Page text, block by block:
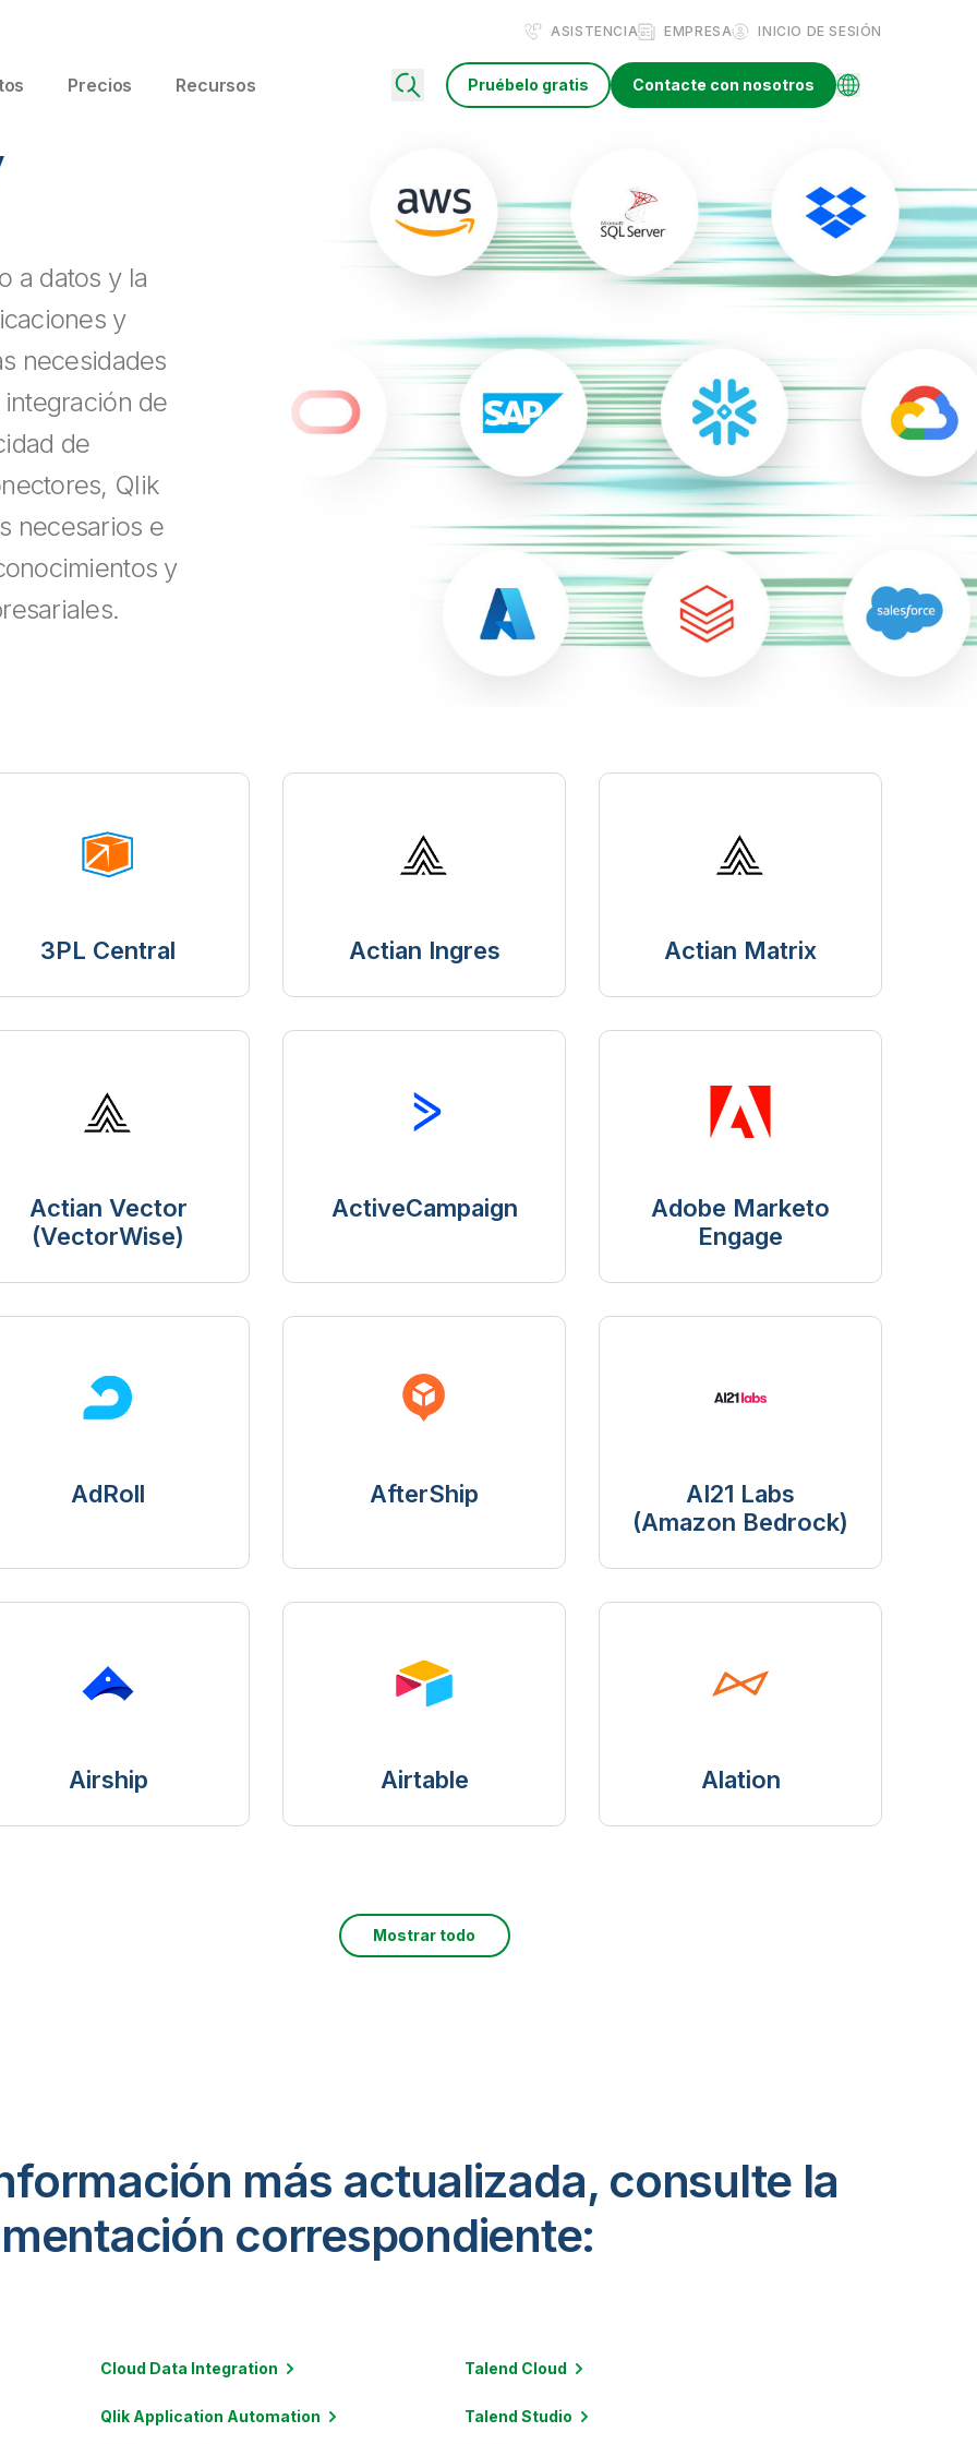
ASISTENCIA EMPRESA INICIO DE SESIÓN
Precios Recursos Pruébelo gratis Contacte con nosotros
a datos y la
y
necesidades
de
de
Qlik
necesarios e
y
3PL Central Actian Ingres Actian Matrix
Actian Vector
(VectorWise)
ActiveCampaign
Adobe Marketo
Engage
AdRoll AfterShip
AI21 Labs
(Amazon Bedrock)
Airship Airtable Alation
Mostrar todo
más actualizada, consulte la
correspondiente:
Cloud Data Integration
Qlik Application Automation
Talend Cloud
Talend Studio